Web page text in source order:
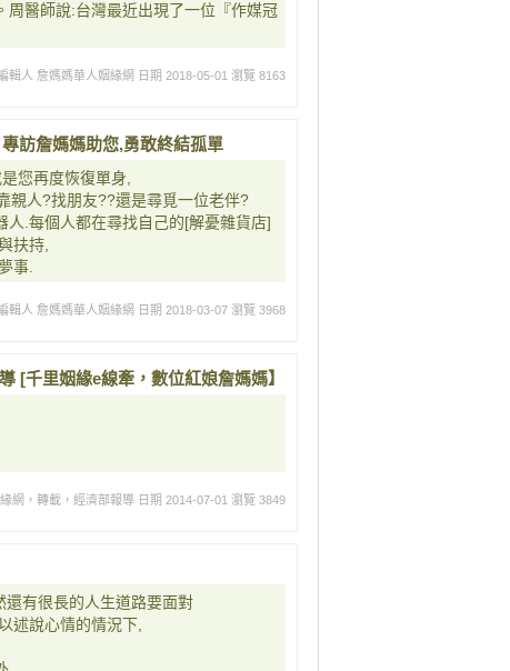
醫師說:台灣最近出現了一位『作媒冠
輯人 詹媽媽華人姻緣網 日期 2018-05-01 瀏覽 8163
訪詹媽媽助您,勇敢終結孤單
您再度恢復單身,
親人?找朋友??還是尋覓一位老伴?
.每個人都在尋找自己的[解憂雜貨店]
扶持,
事.
輯人 詹媽媽華人姻緣網 日期 2018-03-07 瀏覽 3968
[千里姻緣e線牽，數位紅娘詹媽媽】
網，轉載，經濟部報導 日期 2014-07-01 瀏覽 3849
有很長的人生道路要面對
述說心情的情況下,